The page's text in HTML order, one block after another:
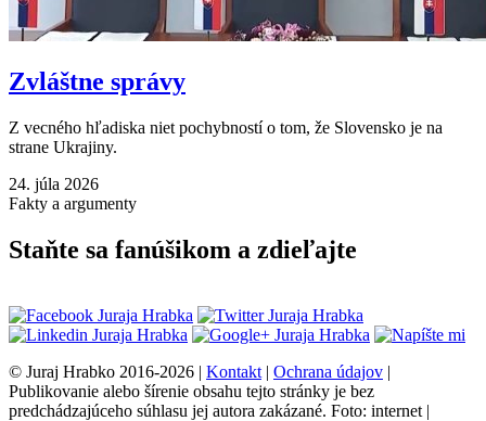
Zvláštne správy
Z vecného hľadiska niet pochybností o tom, že Slovensko je na
strane Ukrajiny.
24. júla 2026
Fakty a argumenty
Staňte sa fanúšikom a zdieľajte
© Juraj Hrabko 2016-2026 | Kontakt | Ochrana údajov |
Publikovanie alebo šírenie obsahu tejto stránky je bez
predchádzajúceho súhlasu jej autora zakázané. Foto: internet |